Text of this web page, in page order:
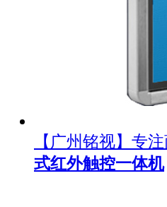
【广州铭视】专
式红外触控一体机